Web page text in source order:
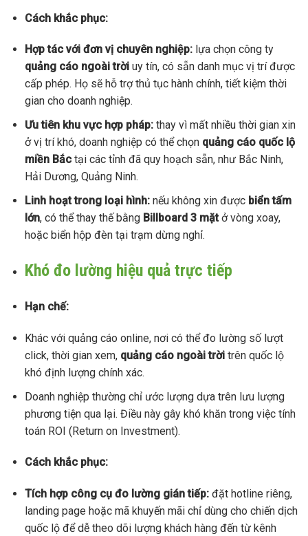
Cách khắc phục:
Hợp tác với đơn vị chuyên nghiệp:lựa chọn công ty
quảng cáo ngoài trờiuy tín, có sẵn danh mục vị trí được
cấp phép. Họ sẽ hỗ trợ thủ tục hành chính, tiết kiệm thời
gian cho doanh nghiệp.
Ưu tiên khu vực hợp pháp:thay vì mất nhiều thời gian xin
ở vị trí khó, doanh nghiệp có thể chọn quảng cáo quốc lộ
miền Bắctại các tỉnh đã quy hoạch sẵn, như Bắc Ninh,
Hải Dương, Quảng Ninh.
Linh hoạt trong loại hình:nếu không xin được biển tấm
lớn, có thể thay thế bằng Billboard 3 mặtở vòng xoay,
hoặc biển hộp đèn tại trạm dừng nghỉ.
Khó đo lường hiệu quả trực tiếp
Hạn chế:
Khác với quảng cáo online, nơi có thể đo lường số lượt
click, thời gian xem, quảng cáo ngoài trờitrên quốc lộ
khó định lượng chính xác.
Doanh nghiệp thường chỉ ước lượng dựa trên lưu lượng
phương tiện qua lại. Điều này gây khó khăn trong việc tính
toán ROI (Return on Investment).
Cách khắc phục:
Tích hợp công cụ đo lường gián tiếp:đặt hotline riêng,
landing page hoặc mã khuyến mãi chỉ dùng cho chiến dịch
quốc lộ để dễ theo dõi lượng khách hàng đến từ kênh